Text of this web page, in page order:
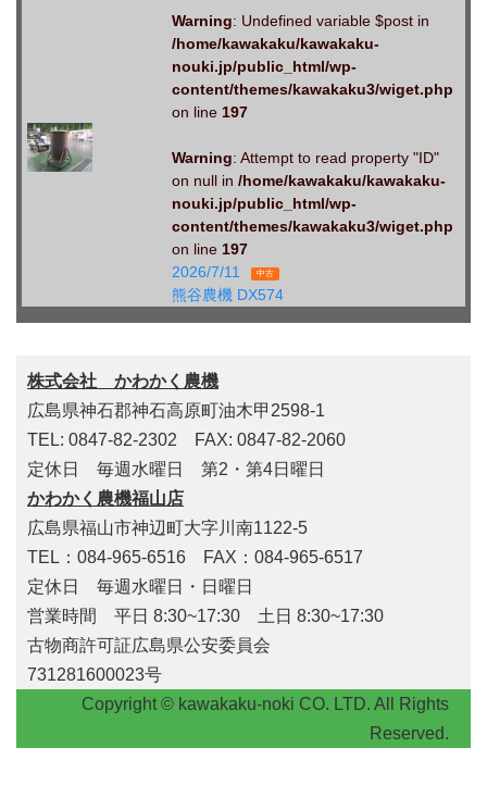
Warning: Undefined variable $post in
/home/kawakaku/kawakaku-
nouki.jp/public_html/wp-
content/themes/kawakaku3/wiget.php
on line 197
Warning: Attempt to read property "ID"
on null in /home/kawakaku/kawakaku-
nouki.jp/public_html/wp-
content/themes/kawakaku3/wiget.php
on line 197
2026/7/11
中古
熊谷農機 DX574
株式会社 かわかく農機
広島県神石郡神石高原町油木甲2598-1
TEL: 0847-82-2302 FAX: 0847-82-2060
定休日 毎週水曜日 第2・第4日曜日
かわかく農機福山店
広島県福山市神辺町大字川南1122-5
TEL：084-965-6516 FAX：084-965-6517
定休日 毎週水曜日・日曜日
営業時間 平日 8:30~17:30 土日 8:30~17:30
古物商許可証広島県公安委員会
731281600023号
Copyright © kawakaku-noki CO. LTD. All Rights
Reserved.